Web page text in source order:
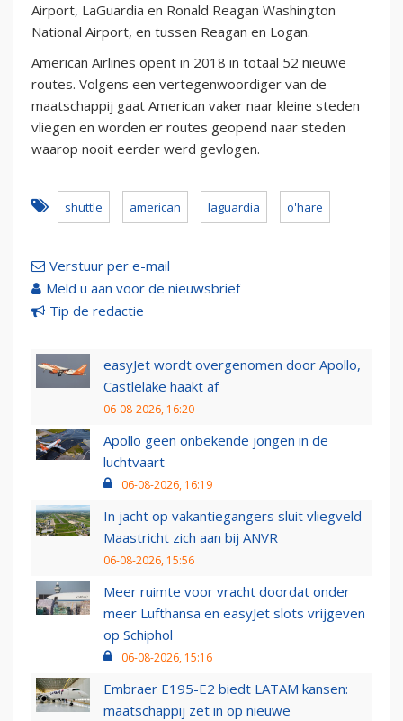
Airport, LaGuardia en Ronald Reagan Washington
National Airport, en tussen Reagan en Logan.
American Airlines opent in 2018 in totaal 52 nieuwe
routes. Volgens een vertegenwoordiger van de
maatschappij gaat American vaker naar kleine steden
vliegen en worden er routes geopend naar steden
waarop nooit eerder werd gevlogen.
shuttle american laguardia o'hare
Verstuur per e-mail
Meld u aan voor de nieuwsbrief
Tip de redactie
easyJet wordt overgenomen door Apollo,
Castlelake haakt af
06-08-2026, 16:20
Apollo geen onbekende jongen in de
luchtvaart
06-08-2026, 16:19
In jacht op vakantiegangers sluit vliegveld
Maastricht zich aan bij ANVR
06-08-2026, 15:56
Meer ruimte voor vracht doordat onder
meer Lufthansa en easyJet slots vrijgeven
op Schiphol
06-08-2026, 15:16
Embraer E195-E2 biedt LATAM kansen:
maatschappij zet in op nieuwe